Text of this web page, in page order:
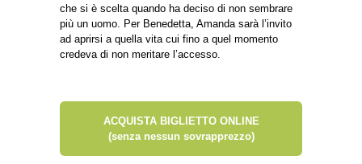
che si è scelta quando ha deciso di non sembrare
più un uomo. Per Benedetta, Amanda sarà l’invito
ad aprirsi a quella vita cui fino a quel momento
credeva di non meritare l’accesso.
ACQUISTA BIGLIETTO ONLINE
(senza nessun sovrapprezzo)